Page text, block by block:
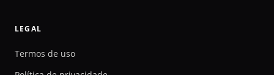
LEGAL
Termos de uso